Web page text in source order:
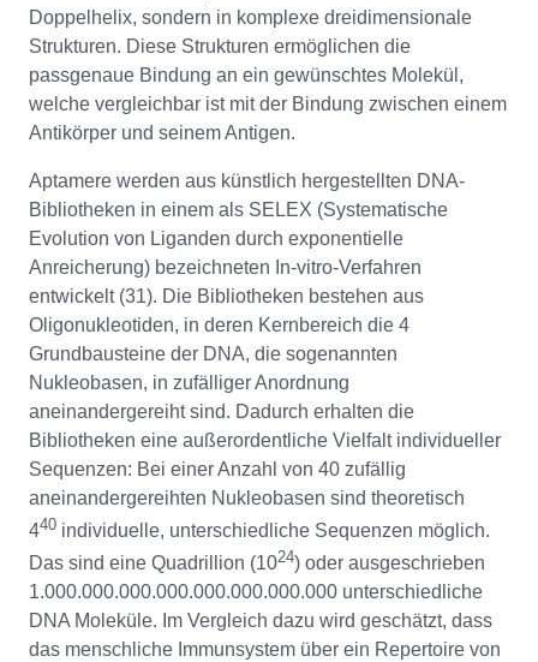
Doppelhelix, sondern in komplexe dreidimensionale
Strukturen. Diese Strukturen ermöglichen die
passgenaue Bindung an ein gewünschtes Molekül,
welche vergleichbar ist mit der Bindung zwischen einem
Antikörper und seinem Antigen.
Aptamere werden aus künstlich hergestellten DNA-
Bibliotheken in einem als SELEX (Systematische
Evolution von Liganden durch exponentielle
Anreicherung) bezeichneten In-vitro-Verfahren
entwickelt (31). Die Bibliotheken bestehen aus
Oligonukleotiden, in deren Kernbereich die 4
Grundbausteine der DNA, die sogenannten
Nukleobasen, in zufälliger Anordnung
aneinandergereiht sind. Dadurch erhalten die
Bibliotheken eine außerordentliche Vielfalt individueller
Sequenzen: Bei einer Anzahl von 40 zufällig
aneinandergereihten Nukleobasen sind theoretisch
440 individuelle, unterschiedliche Sequenzen möglich.
Das sind eine Quadrillion (1024) oder ausgeschrieben
1.000.000.000.000.000.000.000.000 unterschiedliche
DNA Moleküle. Im Vergleich dazu wird geschätzt, dass
das menschliche Immunsystem über ein Repertoire von